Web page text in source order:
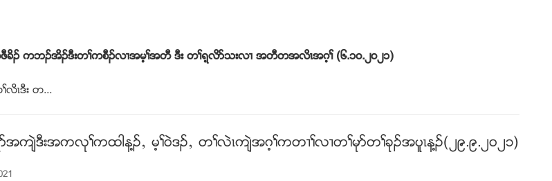
ဥ ကဘဥအိဥဒီးတႈကစီဥလ႕အမ့ႈအတီ ဒီး တႈရ့လိဏသးလ႕ အတီတအလိၚအဂ့ႈ (၆.၁၀.၂၀၂၁)
ၚဒီး တ...
က်ဲဒီးအကလုႈကထါန႔ဥယ မ့ႈ၀ဲဒဥယ တႈလဲၚက်ဲအဂ့ႈကတ႕ႈလ႕တႈမုဏတႈခုဥအပူၚန႔ဥ(၂၉.၉.၂၀၂၁)